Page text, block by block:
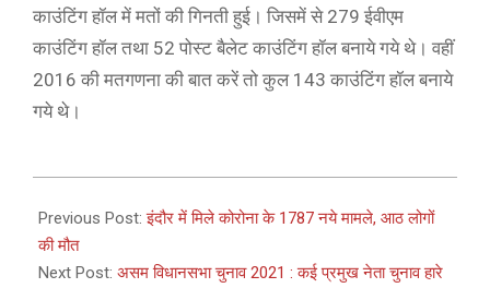
काउंटिंग हॉल में मतों की गिनती हुई। जिसमें से 279 ईवीएम
काउंटिंग हॉल तथा 52 पोस्ट बैलेट काउंटिंग हॉल बनाये गये थे। वहीं
2016 की मतगणना की बात करें तो कुल 143 काउंटिंग हॉल बनाये
गये थे।
05-
03
Previous Post:इंदौर में मिले कोरोना के 1787 नये मामले, आठ लोगों
की मौत
Next Post: असम विधानसभा चुनाव 2021 : कई प्रमुख नेता चुनाव हारे